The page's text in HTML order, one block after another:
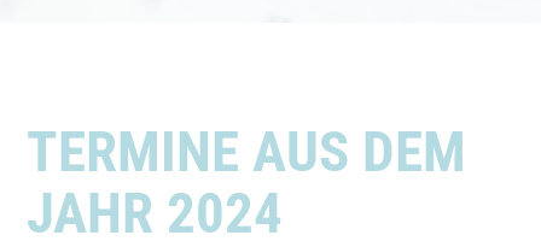
TERMINE AUS DEM
JAHR 2024